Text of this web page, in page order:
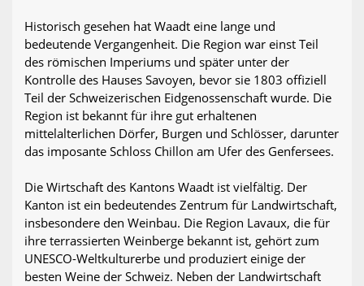
Historisch gesehen hat Waadt eine lange und
bedeutende Vergangenheit. Die Region war einst Teil
des römischen Imperiums und später unter der
Kontrolle des Hauses Savoyen, bevor sie 1803 offiziell
Teil der Schweizerischen Eidgenossenschaft wurde. Die
Region ist bekannt für ihre gut erhaltenen
mittelalterlichen Dörfer, Burgen und Schlösser, darunter
das imposante Schloss Chillon am Ufer des Genfersees.
Die Wirtschaft des Kantons Waadt ist vielfältig. Der
Kanton ist ein bedeutendes Zentrum für Landwirtschaft,
insbesondere den Weinbau. Die Region Lavaux, die für
ihre terrassierten Weinberge bekannt ist, gehört zum
UNESCO-Weltkulturerbe und produziert einige der
besten Weine der Schweiz. Neben der Landwirtschaft